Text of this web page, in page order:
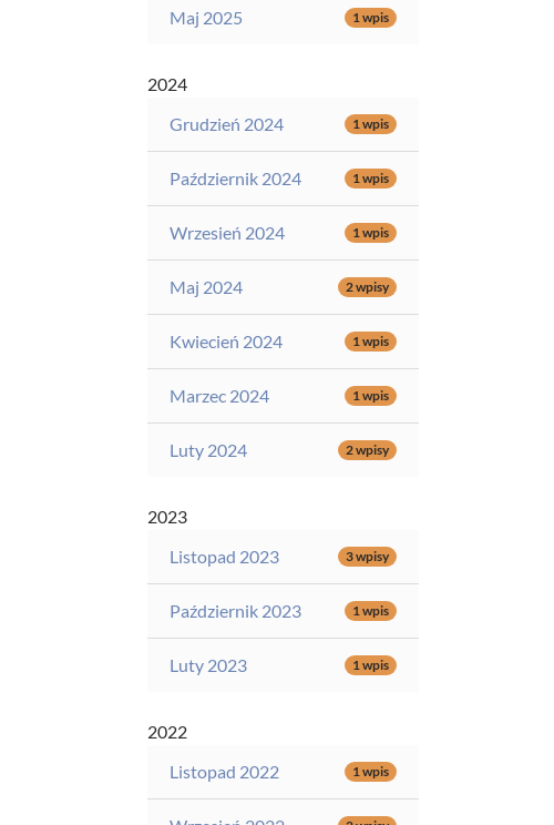
Maj 2025 1 wpis
2024
Grudzień 2024
1 wpis
Październik 2024 1 wpis
Wrzesień 2024 1 wpis
Maj 2024 2 wpisy
Kwiecień 2024 1 wpis
Marzec 2024 1 wpis
Luty 2024 2 wpisy
2023
Listopad 2023
3 wpisy
Październik 2023 1 wpis
Luty 2023 1 wpis
2022
Listopad 2022
1 wpis